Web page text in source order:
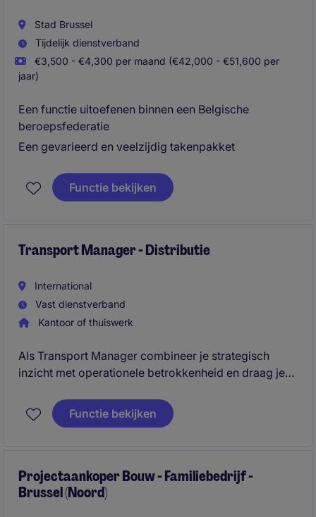
Stad Brussel
Tijdelijk dienstverband
€3,500 - €4,300 per maand (€42,000 - €51,600 per
jaar)
Een functie uitoefenen binnen een Belgische
beroepsfederatie
Een gevarieerd en veelzijdig takenpakket
Functie bekijken
Transport Manager - Distributie
International
Vast dienstverband
Kantoor of thuiswerk
Als Transport Manager combineer je strategisch
inzicht met operationele betrokkenheid en draag je
transportbeleid. Je ondersteunt de dagelijkse
transportactiviteiten, stuurt verbeterprojecten aan en
toekomstgerichte logistieke oplossingen te
realiseren.
Functie bekijken
Projectaankoper Bouw - Familiebedrijf -
Brussel (Noord)